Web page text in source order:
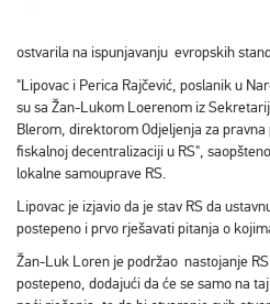
ostvarila na ispunjavanju evropskih
"Lipovac i Perica Rajčević, poslanik u
su sa Žan-Lukom Loerenom iz
Blerom, direktorom Odjeljenja za
fiskalnoj decentralizaciji u RS",
lokalne samouprave RS.
Lipovac je izjavio da je stav RS da
postepeno i prvo rješavati pitanja o
Žan-Luk Loren je podržao nastojanje
postepeno, dodajući da će se samo na